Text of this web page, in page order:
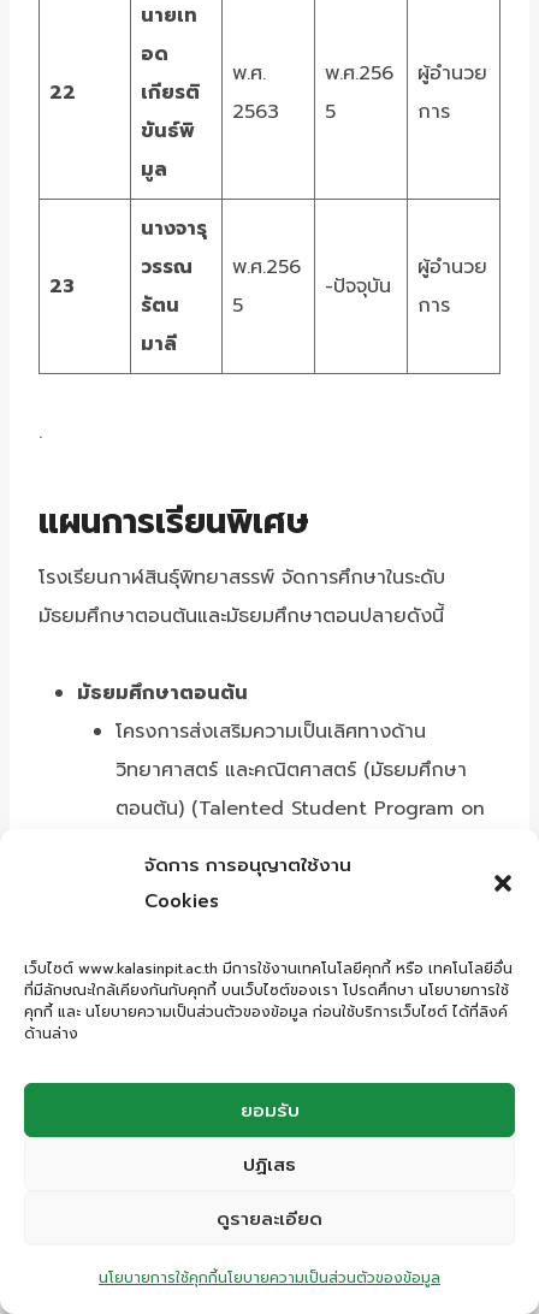
จัดการ การอนุญาตใช้งาน
Cookies
เว็บไซต์ www.kalasinpit.ac.th มีการใช้งานเทคโนโลยีคุกกี้ หรือ เทคโนโลยีอื่น
ที่มีลักษณะใกล้เคียงกันกับคุกกี้ บนเว็บไซต์ของเรา โปรดศึกษา นโยบายการใช้
คุกกี้ และ นโยบายความเป็นส่วนตัวของข้อมูล ก่อนใช้บริการเว็บไซต์ ได้ที่ลิงค์
ด้านล่าง
ยอมรับ
ปฏิเสธ
ดูรายละเอียด
นโยบายการใช้คุกกี้นโยบายความเป็นส่วนตัวของข้อมูล
22
นายเท
อด
เกียรติ
ขันธ์พิ
มูล
พ.ศ.
2563
พ.ศ.256
5
ผู้อำนวย
การ
23
นางจารุ
วรรณ
รัตน
มาลี
พ.ศ.256
5
-ปัจจุบัน
ผู้อำนวย
การ
.
แผนการเรียนพิเศษ
โรงเรียนกาฬสินธุ์พิทยาสรรพ์ จัดการศึกษาในระดับ
มัธยมศึกษาตอนต้นและมัธยมศึกษาตอนปลายดังนี้
มัธยมศึกษาตอนต้น
โครงการส่งเสริมความเป็นเลิศทางด้าน
วิทยาศาสตร์ และคณิตศาสตร์ (มัธยมศึกษา
ตอนต้น) (Talented Student Program on
โครงการส่งเสริมความเป็นเลิศทางด้านภาษา
Program : MEP)
มัธยมศึกษาตอนปลาย
วิทยาศาสตร์ และคณิตศาสตร์ (มัธยมศึกษา
ตอนปลาย)(Gifted Children Program : GC)
โครงการส่งเสริมความเป็นเลิศทางด้านภาษา
Science : IMS )
โครงการห้องเรียนพิเศษโครงการส่งเสริมความ